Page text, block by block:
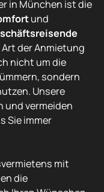
in München ist die
und
der Anmietung
nicht um die
sondern
Unsere
und vermeiden
Sie immer
mit
die